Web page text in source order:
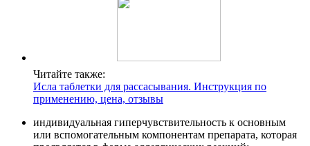
Читайте также:
Исла таблетки для рассасывания. Инструкция по
применению, цена, отзывы
индивидуальная гиперчувствительность к основным
или вспомогательным компонентам препарата, которая